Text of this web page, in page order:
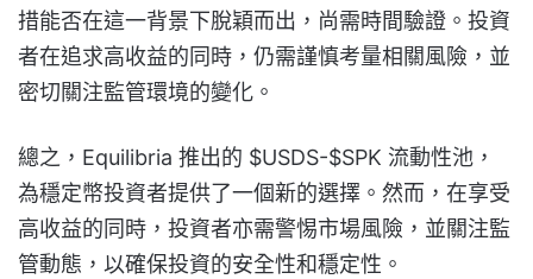
措能否在這一背景下脫穎而出，尚需時間驗證。投資
者在追求高收益的同時，仍需謹慎考量相關風險，並
密切關注監管環境的變化。
總之，Equilibria 推出的 $USDS-$SPK 流動性池，
為穩定幣投資者提供了一個新的選擇。然而，在享受
高收益的同時，投資者亦需警惕市場風險，並關注監
管動態，以確保投資的安全性和穩定性。